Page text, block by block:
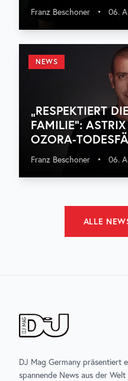
Franz Beschoner • 06.
NEWS
„RESPEKTIERT
FAMILIE“:
OZORA-
Franz Beschoner • 06.
ALLE
DJ Mag Germany präsentiert
spannende News aus der